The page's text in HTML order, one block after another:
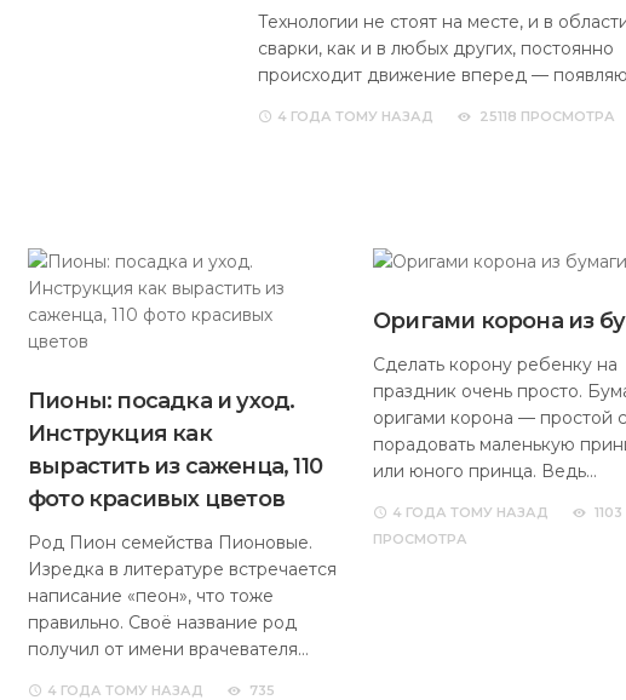
Технологии не стоят на месте, и в
сварки, как и в любых других, постоянно
происходит движение вперед —
4 ГОДА ТОМУ НАЗАД 25118 ПРОСМОТРА
Пионы: посадка и уход.
Инструкция как
вырастить из саженца, 110
фото красивых цветов
Род Пион семейства Пионовые.
Изредка в литературе встречается
написание «пеон», что тоже
правильно. Своё название род
получил от имени врачевателя…
4 ГОДА ТОМУ НАЗАД
735
Оригами корона из
Сделать корону ребенку на
праздник очень просто.
оригами корона — простой
порадовать маленькую
или юного принца. Ведь…
4 ГОДА ТОМУ НАЗАД
1103
ПРОСМОТРА